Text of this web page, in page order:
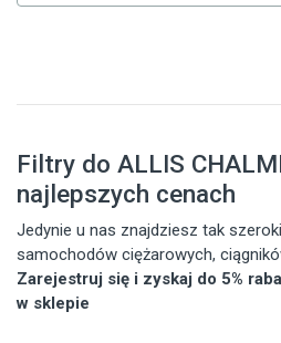
Filtry do ALLIS
najlepszych cenach
Jedynie u nas znajdziesz tak
samochodów ciężarowych,
Zarejestruj się i zyskaj do 5%
w sklepie